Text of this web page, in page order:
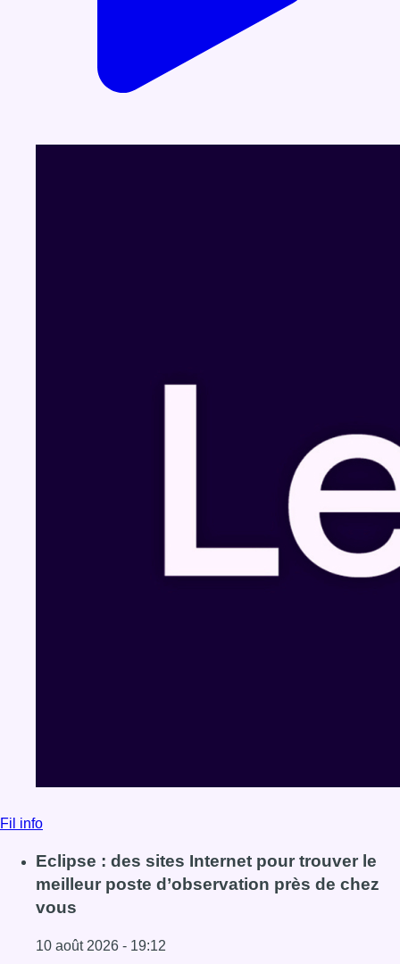
Fil info
Eclipse : des sites Internet pour trouver le
meilleur poste d’observation près de chez
vous
10 août 2026 - 19:12